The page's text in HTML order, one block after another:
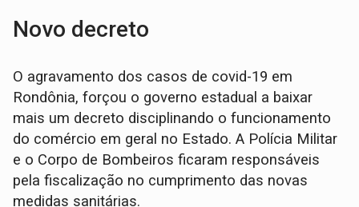
Novo decreto
O agravamento dos casos de covid-19 em
Rondônia, forçou o governo estadual a baixar
mais um decreto disciplinando o funcionamento
do comércio em geral no Estado. A Polícia Militar
e o Corpo de Bombeiros ficaram responsáveis
pela fiscalização no cumprimento das novas
medidas sanitárias.